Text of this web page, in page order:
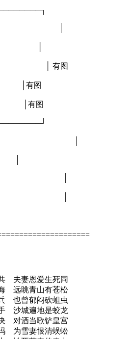
点】 │
助) │
时装) │ 有图
有图
有图
米白银 │
(有图) │
(有图) │
夫妻恩爱生死同
远眺青山有苍松
也曾郁闷砍蛆虫
沙城遍地是蛟龙
对酒当歌铲皇宫
为雪妻恨清蜈蚣